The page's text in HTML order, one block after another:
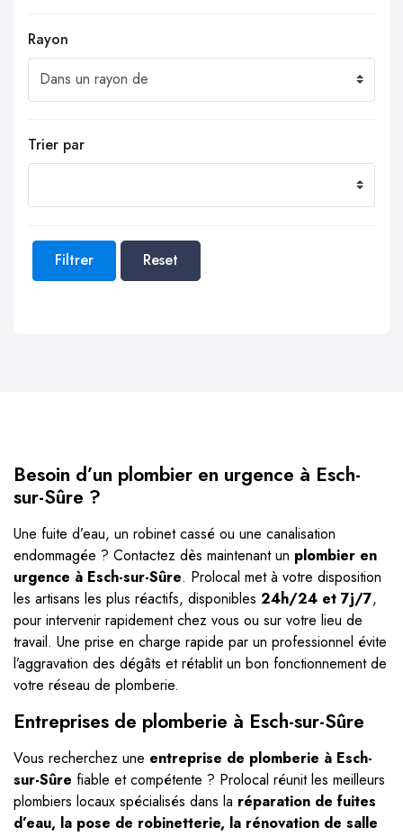
Rayon
Trier par
Filtrer Reset
Besoin d’un plombier en urgence à Esch-
sur-Sûre ?
Une fuite d’eau, un robinet cassé ou une canalisation
endommagée ? Contactez dès maintenant un plombier en
urgence à Esch-sur-Sûre. Prolocal met à votre disposition
les artisans les plus réactifs, disponibles 24h/24 et 7j/7,
pour intervenir rapidement chez vous ou sur votre lieu de
travail. Une prise en charge rapide par un professionnel évite
l’aggravation des dégâts et rétablit un bon fonctionnement de
votre réseau de plomberie.
Entreprises de plomberie à Esch-sur-Sûre
Vous recherchez une entreprise de plomberie à Esch-
sur-Sûre fiable et compétente ? Prolocal réunit les meilleurs
plombiers locaux spécialisés dans la réparation de fuites
d’eau, la pose de robinetterie, la rénovation de salle